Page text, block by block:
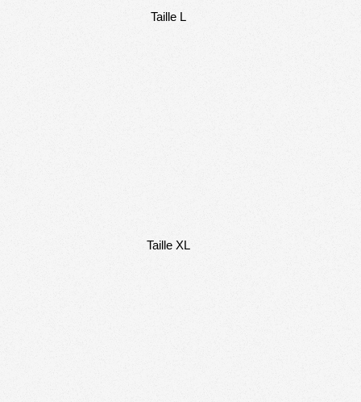
Taille L
Taille XL